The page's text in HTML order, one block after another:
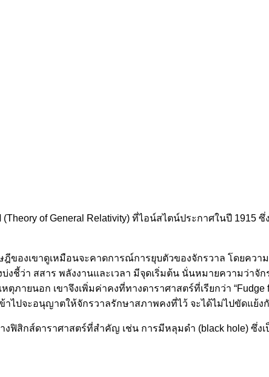
of General Relativity) ที่ไอน์สไตน์ประกาศในปี 1915
งเขาดูเหมือนจะคาดการณ์การยุบตัวของจักรวาล โดยความ
งชี้ว่า สสาร พลังงานและเวลา มีจุดเริ่มต้น นั่นหมายความว่าจั
ภายนอก เขาจึงเพิ่มค่าคงที่ทางดาราศาสตร์ที่เรียกว่า
าไปจะอนุญาตให้จักรวาลรักษาสภาพคงที่ไว้ จะได้ไม่ไปขัดแย้
สิกส์ดาราศาสตร์ที่สำคัญ เช่น การมีหลุมดำ (black hole) ซึ่ง